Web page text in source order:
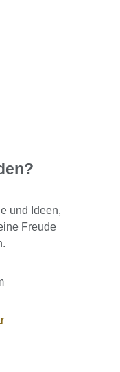
und Ideen,
Freude